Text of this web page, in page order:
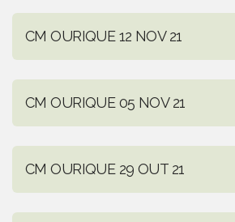
CM OURIQUE 12 NOV 21
CM OURIQUE 05 NOV 21
CM OURIQUE 29 OUT 21